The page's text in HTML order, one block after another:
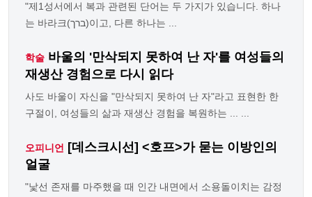
"제1성서에서 복과 관련된 단어는 두 가지가 있습니다. 하나
는 바라크(ברך)이고, 다른 하나는 ...
학술 바울의 '만삭되지 못하여 난 자'를 여성들의
재생산 경험으로 다시 읽다
사도 바울이 자신을 "만삭되지 못하여 난 자"라고 표현한 한
구절이, 여성들의 삶과 재생산 경험을 복원하는 ... ...
오피니언 [데스크시선] <호프>가 묻는 이방인의
얼굴
"낯선 존재를 마주했을 때 인간 내면에서 소용돌이치는 감정